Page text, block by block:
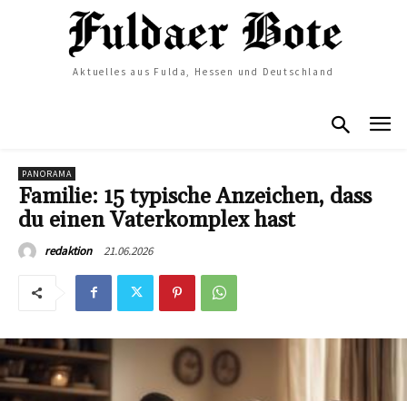
Aktuelles aus Fulda, Hessen und Deutschland
PANORAMA
Familie: 15 typische Anzeichen, dass
du einen Vaterkomplex hast
redaktion 21.06.2026